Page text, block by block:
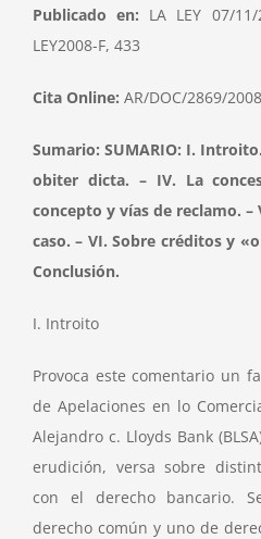
Publicado en: LA LEY 07/
LEY2008-F, 433
Cita Online: AR/DOC/2869/2008
Sumario: SUMARIO: I.
obiter dicta. – IV. La
concepto y vías de reclamo.
caso. – VI. Sobre créditos y
Conclusión.
I. Introito
Provoca este comentario un
de Apelaciones en lo
Alejandro c. Lloyds Bank
erudición, versa sobre
con el derecho bancario.
derecho común y uno de